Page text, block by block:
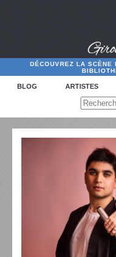
DÉCOUVREZ LA SCÈNE
BLOG ARTISTES